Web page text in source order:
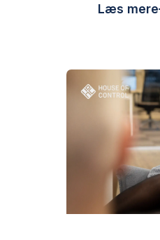
Læs mere